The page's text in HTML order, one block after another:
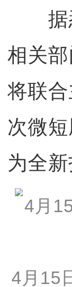
据悉
相关
将联
次微
为全
4月15